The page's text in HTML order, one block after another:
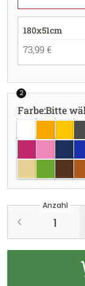
180x51cm
73,99 €
2
Farbe:Bitte
Anzahl